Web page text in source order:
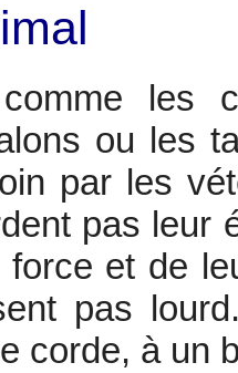
les
ou les
par les
pas leur
et de
pas
corde, à un